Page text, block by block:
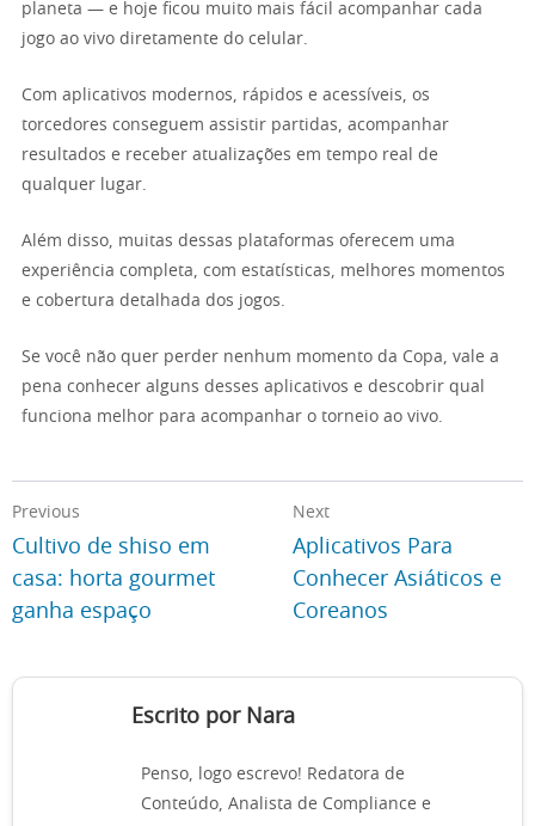
planeta — e hoje ficou muito mais fácil acompanhar cada
jogo ao vivo diretamente do celular.
Com aplicativos modernos, rápidos e acessíveis, os
torcedores conseguem assistir partidas, acompanhar
resultados e receber atualizações em tempo real de
qualquer lugar.
Além disso, muitas dessas plataformas oferecem uma
experiência completa, com estatísticas, melhores momentos
e cobertura detalhada dos jogos.
Se você não quer perder nenhum momento da Copa, vale a
pena conhecer alguns desses aplicativos e descobrir qual
funciona melhor para acompanhar o torneio ao vivo.
Previous
Cultivo de shiso em
casa: horta gourmet
ganha espaço
Next
Aplicativos Para
Conhecer Asiáticos e
Coreanos
Escrito por Nara
Penso, logo escrevo! Redatora de
Conteúdo, Analista de Compliance e